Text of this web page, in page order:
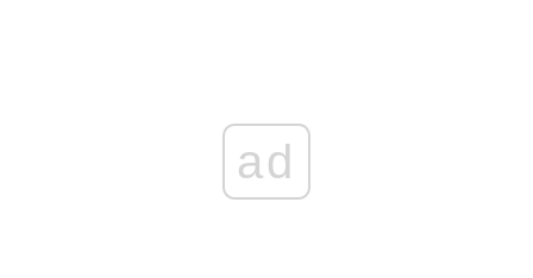
ad